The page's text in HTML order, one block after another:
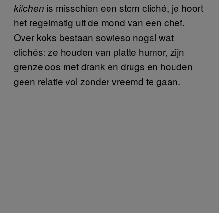
kitchen is misschien een stom cliché, je hoort
het regelmatig uit de mond van een chef.
Over koks bestaan sowieso nogal wat
clichés: ze houden van platte humor, zijn
grenzeloos met drank en drugs en houden
geen relatie vol zonder vreemd te gaan.